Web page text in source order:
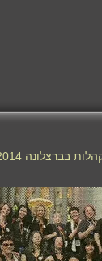
בברצלונה 2014: